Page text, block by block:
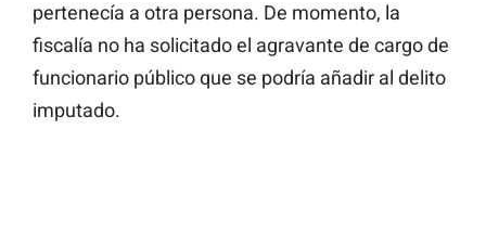
pertenecía a otra persona. De momento, la
fiscalía no ha solicitado el agravante de cargo de
funcionario público que se podría añadir al delito
imputado.